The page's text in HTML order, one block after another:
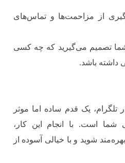
از مزاحمت‌ها و تماس‌های
شما تصمیم می‌گیرید که چه کسی
داشته باشد.
یک قدم ساده اما موثر
است. با انجام این کار،
شوید و با خیالی آسوده از